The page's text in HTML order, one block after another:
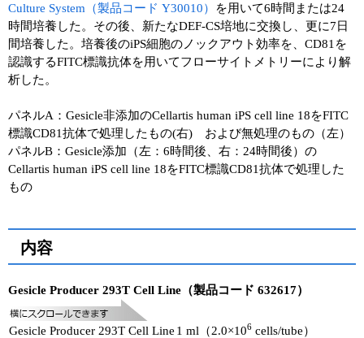
Culture System（製品コード Y30010）
を用いて6時間または24
時間培養した。その後、新たなDEF-CS培地に交換し、更に7日
間培養した。培養後のiPS細胞のノックアウト効率を、CD81を
認識するFITC標識抗体を用いてフローサイトメトリーにより解
析した。
パネルA：Gesicle非添加のCellartis human iPS cell line 18をFITC
標識CD81抗体で処理したもの(右) および無処理のもの（左）
パネルB：Gesicle添加（左：6時間後、右：24時間後）の
Cellartis human iPS cell line 18をFITC標識CD81抗体で処理した
もの
内容
Gesicle Producer 293T Cell Line（製品コード 632617）
Gesicle Producer 293T Cell Line 1 ml（2.0×106 cells/tube）